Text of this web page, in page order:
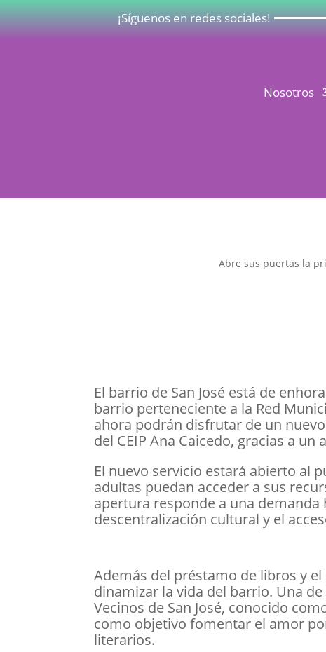
¡Síguenos en redes sociales!
Nosotros
Abre sus puertas la
El barrio de San José está de
barrio perteneciente a la Red
ahora podrán disfrutar de un
del CEIP Ana Caicedo, gracias a
El nuevo servicio estará abierto al
adultas puedan acceder a sus
apertura responde a una
descentralización cultural y el
Además del préstamo de libros y
dinamizar la vida del barrio. Una
Vecinos de San José, conocido
como objetivo fomentar el amor
literarios.